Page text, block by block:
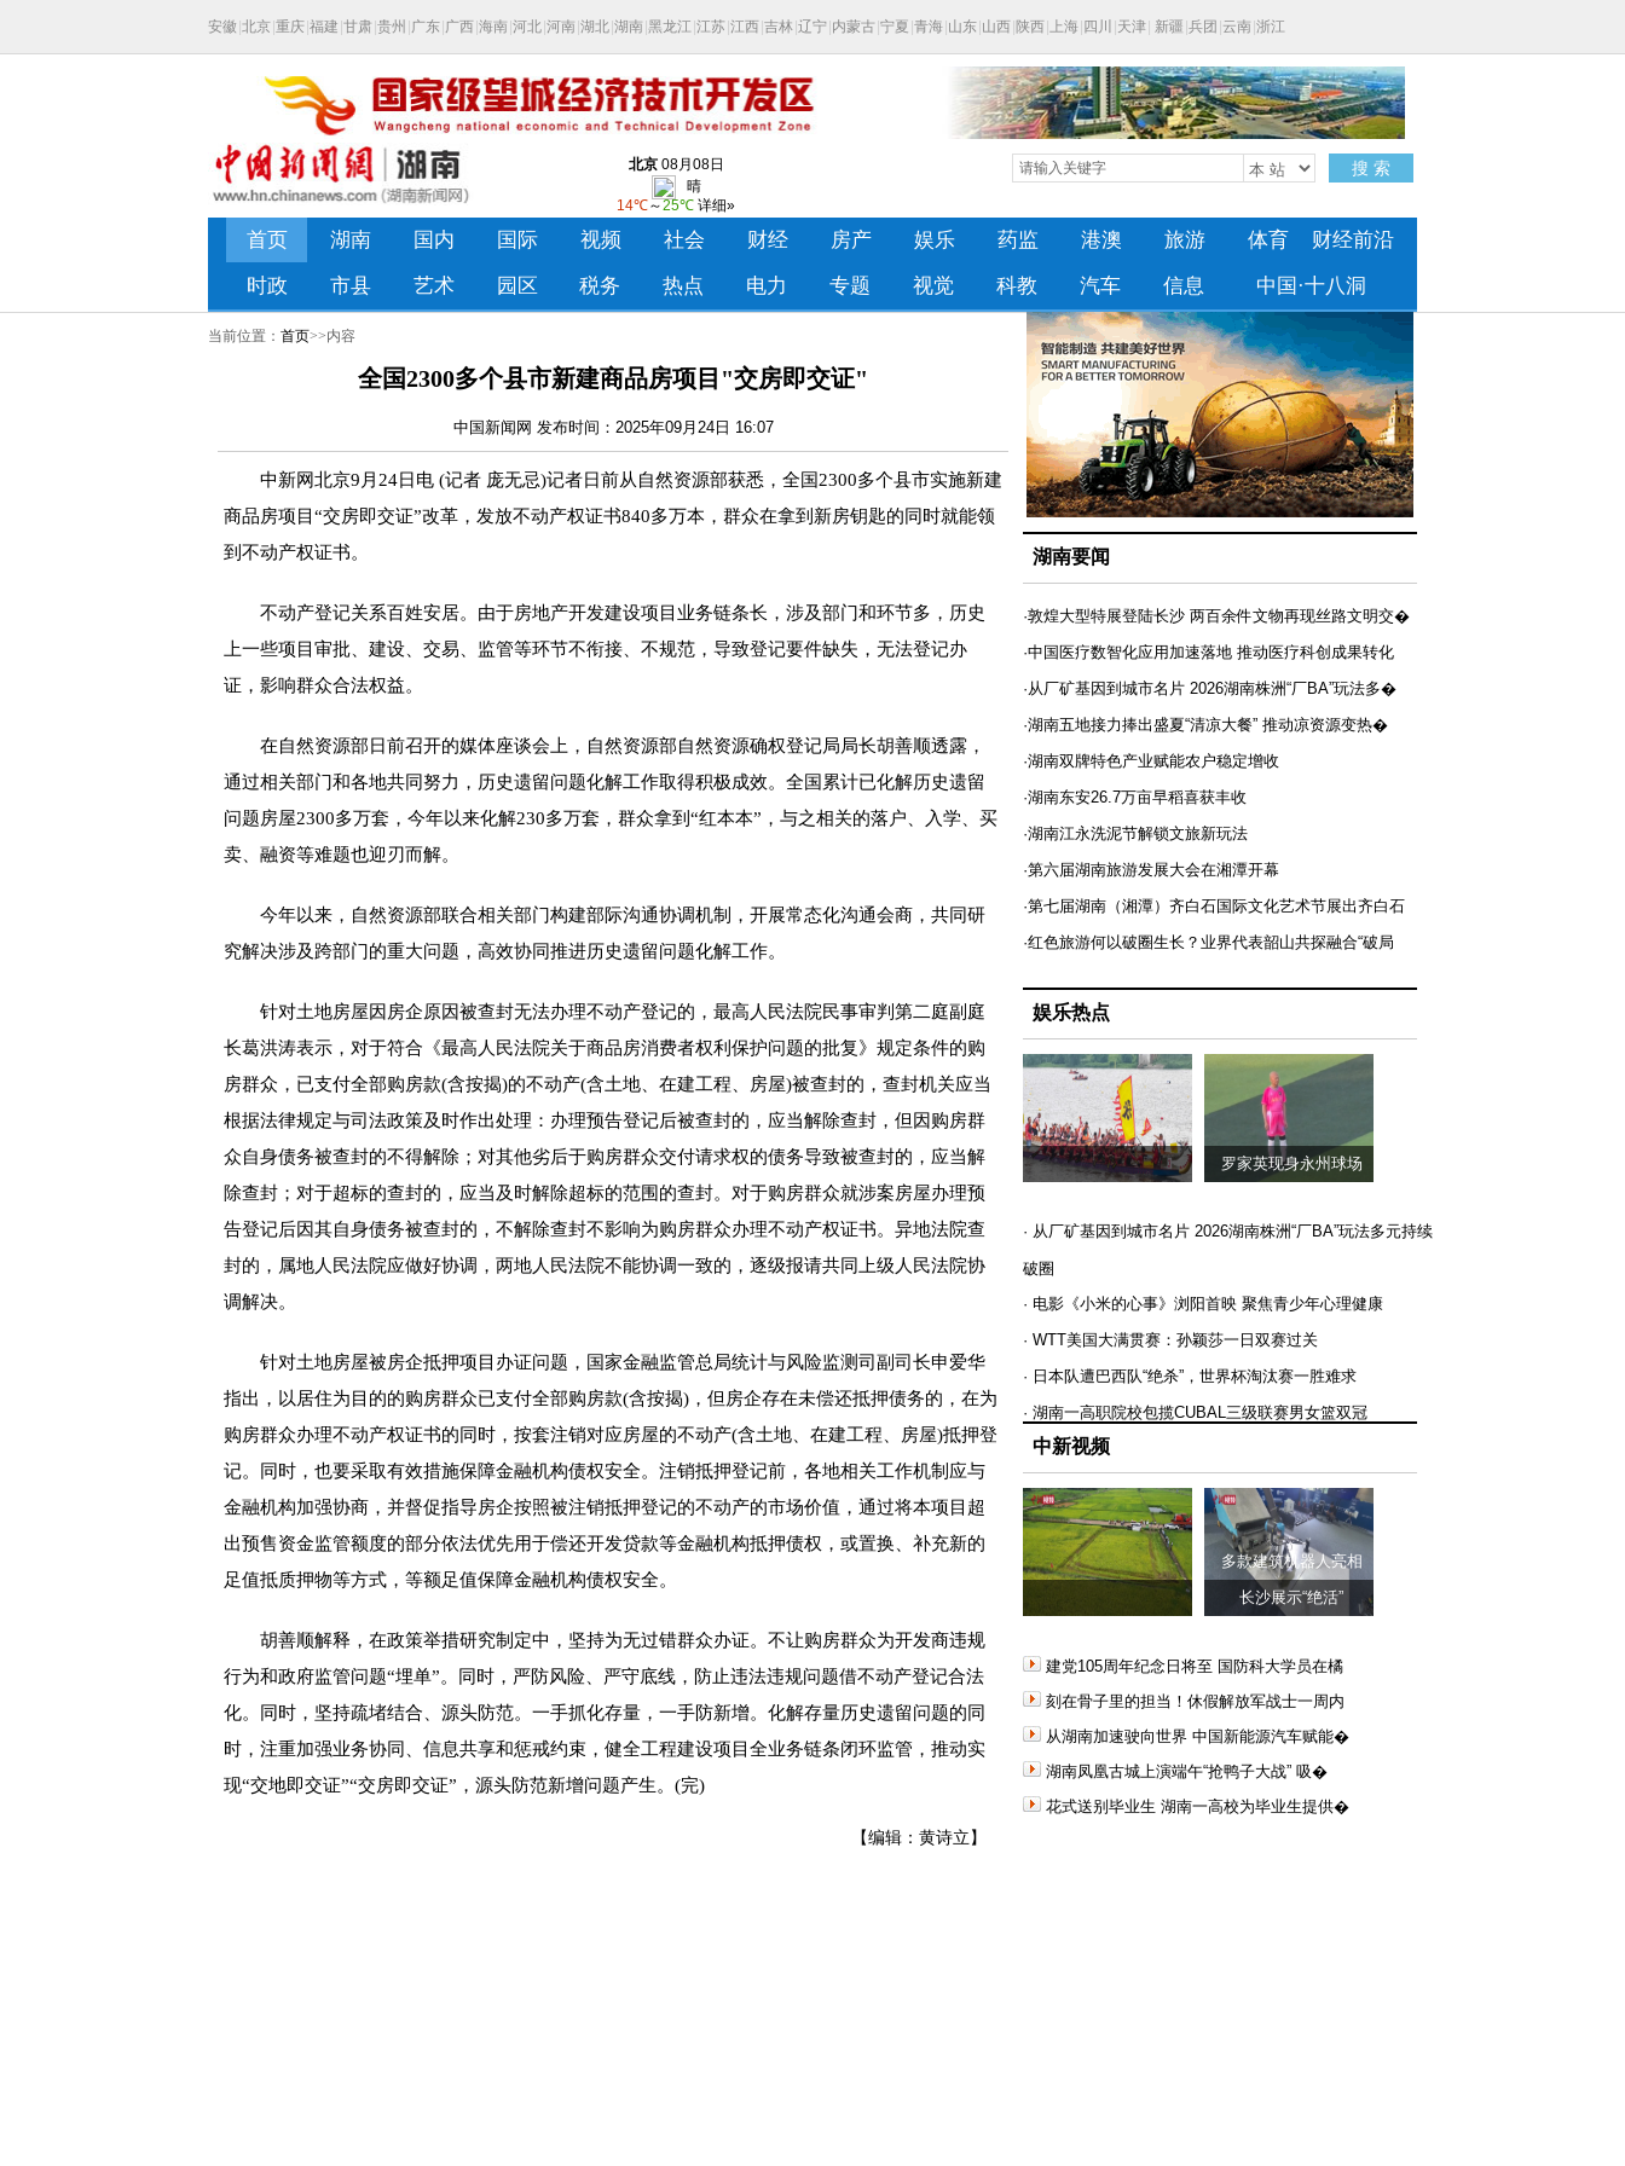
当前位置： 首页>>内容
全国2300多个县市新建商品房项目"交房即交证"
中国新闻网 发布时间：2025年09月24日 16:07
中新网北京9月24日电 (记者 庞无忌)记者日前从自然资源部获悉，全国2300多个县市实施新建
商品房项目“交房即交证”改革，发放不动产权证书840多万本，群众在拿到新房钥匙的同时就能领
到不动产权证书。
不动产登记关系百姓安居。由于房地产开发建设项目业务链条长，涉及部门和环节多，历史
上一些项目审批、建设、交易、监管等环节不衔接、不规范，导致登记要件缺失，无法登记办
证，影响群众合法权益。
在自然资源部日前召开的媒体座谈会上，自然资源部自然资源确权登记局局长胡善顺透露，
通过相关部门和各地共同努力，历史遗留问题化解工作取得积极成效。全国累计已化解历史遗留
问题房屋2300多万套，今年以来化解230多万套，群众拿到“红本本”，与之相关的落户、入学、买
卖、融资等难题也迎刃而解。
今年以来，自然资源部联合相关部门构建部际沟通协调机制，开展常态化沟通会商，共同研
究解决涉及跨部门的重大问题，高效协同推进历史遗留问题化解工作。
针对土地房屋因房企原因被查封无法办理不动产登记的，最高人民法院民事审判第二庭副庭
长葛洪涛表示，对于符合《最高人民法院关于商品房消费者权利保护问题的批复》规定条件的购
房群众，已支付全部购房款(含按揭)的不动产(含土地、在建工程、房屋)被查封的，查封机关应当
根据法律规定与司法政策及时作出处理：办理预告登记后被查封的，应当解除查封，但因购房群
众自身债务被查封的不得解除；对其他劣后于购房群众交付请求权的债务导致被查封的，应当解
除查封；对于超标的查封的，应当及时解除超标的范围的查封。对于购房群众就涉案房屋办理预
告登记后因其自身债务被查封的，不解除查封不影响为购房群众办理不动产权证书。异地法院查
封的，属地人民法院应做好协调，两地人民法院不能协调一致的，逐级报请共同上级人民法院协
调解决。
针对土地房屋被房企抵押项目办证问题，国家金融监管总局统计与风险监测司副司长申爱华
指出，以居住为目的的购房群众已支付全部购房款(含按揭)，但房企存在未偿还抵押债务的，在为
购房群众办理不动产权证书的同时，按套注销对应房屋的不动产(含土地、在建工程、房屋)抵押登
记。同时，也要采取有效措施保障金融机构债权安全。注销抵押登记前，各地相关工作机制应与
金融机构加强协商，并督促指导房企按照被注销抵押登记的不动产的市场价值，通过将本项目超
出预售资金监管额度的部分依法优先用于偿还开发贷款等金融机构抵押债权，或置换、补充新的
足值抵质押物等方式，等额足值保障金融机构债权安全。
胡善顺解释，在政策举措研究制定中，坚持为无过错群众办证。不让购房群众为开发商违规
行为和政府监管问题“埋单”。同时，严防风险、严守底线，防止违法违规问题借不动产登记合法
化。同时，坚持疏堵结合、源头防范。一手抓化存量，一手防新增。化解存量历史遗留问题的同
时，注重加强业务协同、信息共享和惩戒约束，健全工程建设项目全业务链条闭环监管，推动实
现“交地即交证”“交房即交证”，源头防范新增问题产生。(完)
【编辑：黄诗立】
湖南要闻
·敦煌大型特展登陆长沙 两百余件文物再现丝路文明交�
·中国医疗数智化应用加速落地 推动医疗科创成果转化
·从厂矿基因到城市名片 2026湖南株洲“厂BA”玩法多�
·湖南五地接力捧出盛夏“清凉大餐” 推动凉资源变热�
·湖南双牌特色产业赋能农户稳定增收
·湖南东安26.7万亩早稻喜获丰收
·湖南江永洗泥节解锁文旅新玩法
·第六届湖南旅游发展大会在湘潭开幕
·第七届湖南（湘潭）齐白石国际文化艺术节展出齐白石
·红色旅游何以破圈生长？业界代表韶山共探融合“破局
娱乐热点
罗家英现身永州球场
· 从厂矿基因到城市名片 2026湖南株洲“厂BA”玩法多元持续
破圈
· 电影《小米的心事》浏阳首映 聚焦青少年心理健康
· WTT美国大满贯赛：孙颖莎一日双赛过关
· 日本队遭巴西队“绝杀”，世界杯淘汰赛一胜难求
· 湖南一高职院校包揽CUBAL三级联赛男女篮双冠
中新视频
多款建筑机器人亮相
长沙展示“绝活”
建党105周年纪念日将至 国防科大学员在橘
刻在骨子里的担当！休假解放军战士一周内
从湖南加速驶向世界 中国新能源汽车赋能�
湖南凤凰古城上演端午“抢鸭子大战” 吸�
花式送别毕业生 湖南一高校为毕业生提供�